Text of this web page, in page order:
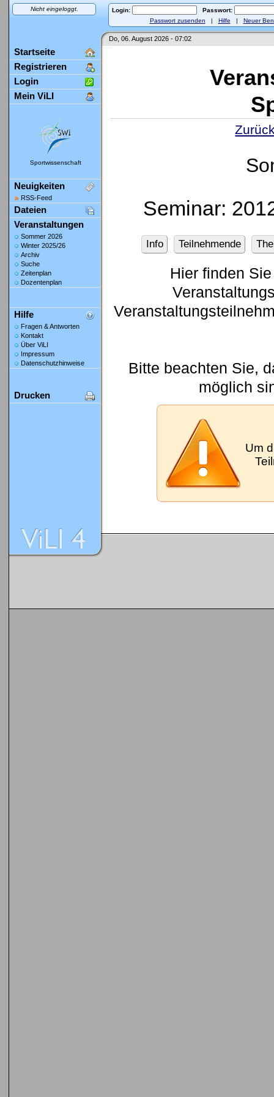
Nicht eingeloggt. Login:
Passwort:
Passwort zusenden | Hilfe | Neuer
Do, 06. August 2026 - 07:02
Startseite
Registrieren
Login
Mein ViLI
Sportwissenschaft
Neuigkeiten
RSS-Feed
Dateien
Veranstaltungen
Sommer 2026
Winter 2025/26
Archiv
Suche
Zeitenplan
Dozentenplan
Hilfe
Fragen & Antworten
Kontakt
Über ViLI
Impressum
Datenschutzhinweise
Drucken
Seminar:
Info Teilnehmende
Hier finden
Bitte beachten Sie,
möglich
Um